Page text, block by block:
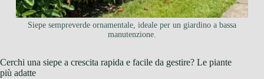
Siepe sempreverde ornamentale, ideale per un giardino a bassa
manutenzione.
Cerchi una siepe a crescita rapida e facile da gestire? Le piante
più adatte